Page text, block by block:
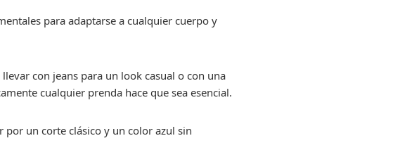
para adaptarse a cualquier cuerpo y
con jeans para un look casual o con una
cualquier prenda hace que sea esencial.
por un corte clásico y un color azul sin